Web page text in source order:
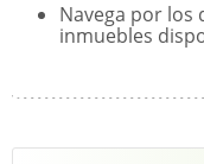
Navega por los
inmuebles